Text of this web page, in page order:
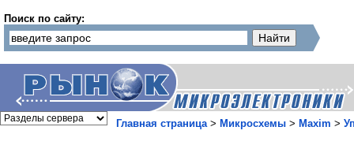
Поиск по сайту:
Главная страница> Микросхемы > Maxim >